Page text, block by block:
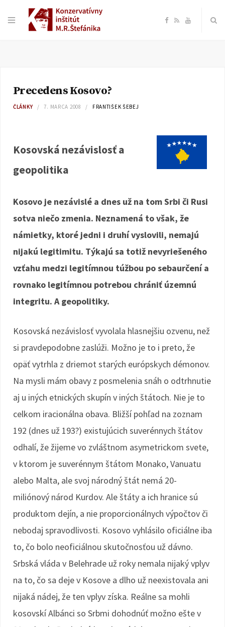
F
o
o
R Y
b
e
Precedens Kosovo?
ČLÁNKY 7. MARCA 2008 FRANTIŠEK ŠEBEJ
Kosovská nezávislosť a
geopolitika
Kosovo je nezávislé a dnes už na tom Srbi či Rusi
sotva niečo zmenia. Neznamená to však, že
námietky, ktoré jedni i druhí vyslovili, nemajú
nijakú legitimitu. Týkajú sa totiž nevyriešeného
vzťahu medzi legitímnou túžbou po sebaurčení a
rovnako legitímnou potrebou chrániť územnú
integritu. A geopolitiky.
Kosovská nezávislosť vyvolala hlasnejšiu ozvenu, než
si pravdepodobne zaslúži. Možno je to i preto, že
opäť vytrhla z driemot starých európskych démonov.
Na mysli mám obavy z posmelenia snáh o odtrhnutie
aj u iných etnických skupín v iných štátoch. Nie je to
celkom iracionálna obava. Bližší pohľad na zoznam
192 (dnes už 193?) existujúcich suverénnych štátov
odhalí, že žijeme vo zvláštnom asymetrickom svete,
v ktorom je suverénnym štátom Monako, Vanuatu
alebo Malta, ale svoj národný štát nemá 20-
miliónový národ Kurdov. Ale štáty a ich hranice sú
produktom dejín, a nie proporcionálnych výpočtov či
nebodaj spravodlivosti. Kosovo vyhlásilo oficiálne iba
to, čo bolo neoficiálnou skutočnosťou už dávno.
Srbská vláda v Belehrade už roky nemala nijaký vplyv
na to, čo sa deje v Kosove a dlho už neexistovala ani
nijaká nádej, že ten vplyv získa. Reálne sa mohli
kosovskí Albánci so Srbmi dohodnúť možno ešte v